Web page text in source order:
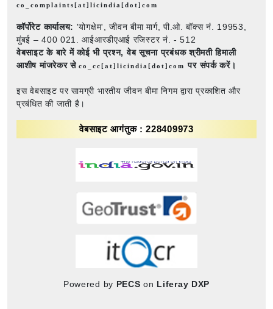
co_complaints[at]licindia[dot]com
कॉर्पोरेट कार्यालय: 'योगक्षेम', जीवन बीमा मार्ग, पी.ओ. बॉक्स नं. 19953,
मुंबई – 400 021. आईआरडीएआई रजिस्टर नं. - 512
वेबसाइट के बारे में कोई भी प्रश्न, वेब सूचना प्रबंधक श्रीमती हिमाली
आशीष मांजरेकर सेco_cc[at]licindia[dot]comपर संपर्क करें।
इस वेबसाइट पर सामग्री भारतीय जीवन बीमा निगम द्वारा प्रकाशित और
प्रबंधित की जाती है।
वेबसाइट आगंतुक : 228409973
Powered by PECS on Liferay DXP